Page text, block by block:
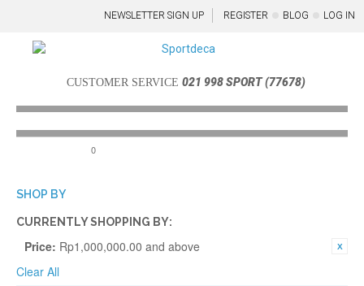
NEWSLETTER SIGN UP REGISTER BLOG LOG IN
CUSTOMER SERVICE 021 998 SPORT (77678)
Menu
0
SHOP BY
CURRENTLY SHOPPING BY:
Price: Rp1,000,000.00 and above
Clear All